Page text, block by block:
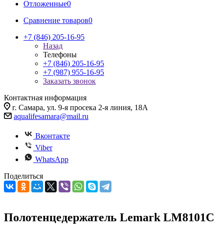
Отложенные0
Сравнение товаров0
+7 (846) 205-16-95
Назад
Телефоны
+7 (846) 205-16-95
+7 (987) 955-16-95
Заказать звонок
Контактная информация
г. Самара, ул. 9-я просека 2-я линия, 18А
aqualifesamara@mail.ru
Вконтакте
Viber
WhatsApp
Поделиться
Полотенцедержатель Lemark LM8101C